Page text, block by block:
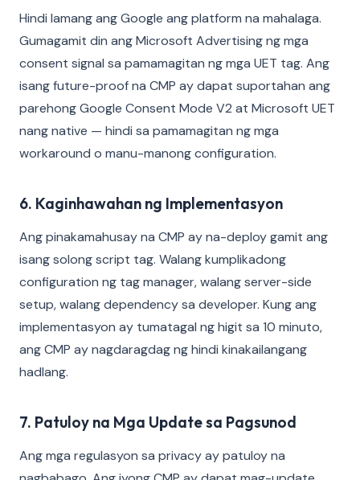
Hindi lamang ang Google ang platform na mahalaga.
Gumagamit din ang Microsoft Advertising ng mga
consent signal sa pamamagitan ng mga UET tag. Ang
isang future-proof na CMP ay dapat suportahan ang
parehong Google Consent Mode V2 at Microsoft UET
nang native — hindi sa pamamagitan ng mga
workaround o manu-manong configuration.
6. Kaginhawahan ng Implementasyon
Ang pinakamahusay na CMP ay na-deploy gamit ang
isang solong script tag. Walang kumplikadong
configuration ng tag manager, walang server-side
setup, walang dependency sa developer. Kung ang
implementasyon ay tumatagal ng higit sa 10 minuto,
ang CMP ay nagdaragdag ng hindi kinakailangang
hadlang.
7. Patuloy na Mga Update sa Pagsunod
Ang mga regulasyon sa privacy ay patuloy na